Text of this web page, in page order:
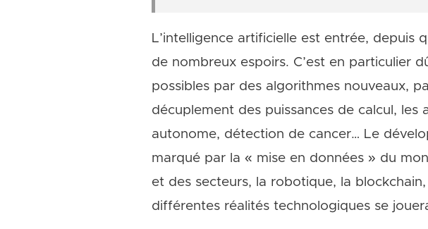
L’intelligence artificielle est entrée, depuis
de nombreux espoirs. C’est en particulier
possibles par des algorithmes nouveaux,
décuplement des puissances de calcul,
autonome, détection de cancer… Le
marqué par la « mise en données » du
et des secteurs, la robotique, la
différentes réalités technologiques se